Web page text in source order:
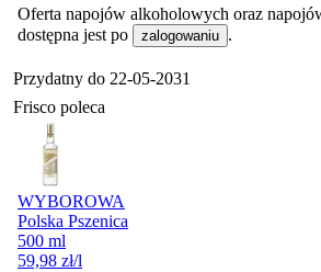
Oferta napojów alkoholowych oraz
dostępna jest po
zalogowaniu .
Przydatny do 22-05-2031
Frisco poleca
WYBOROWA
Polska Pszenica
500 ml
59,98 zł/l